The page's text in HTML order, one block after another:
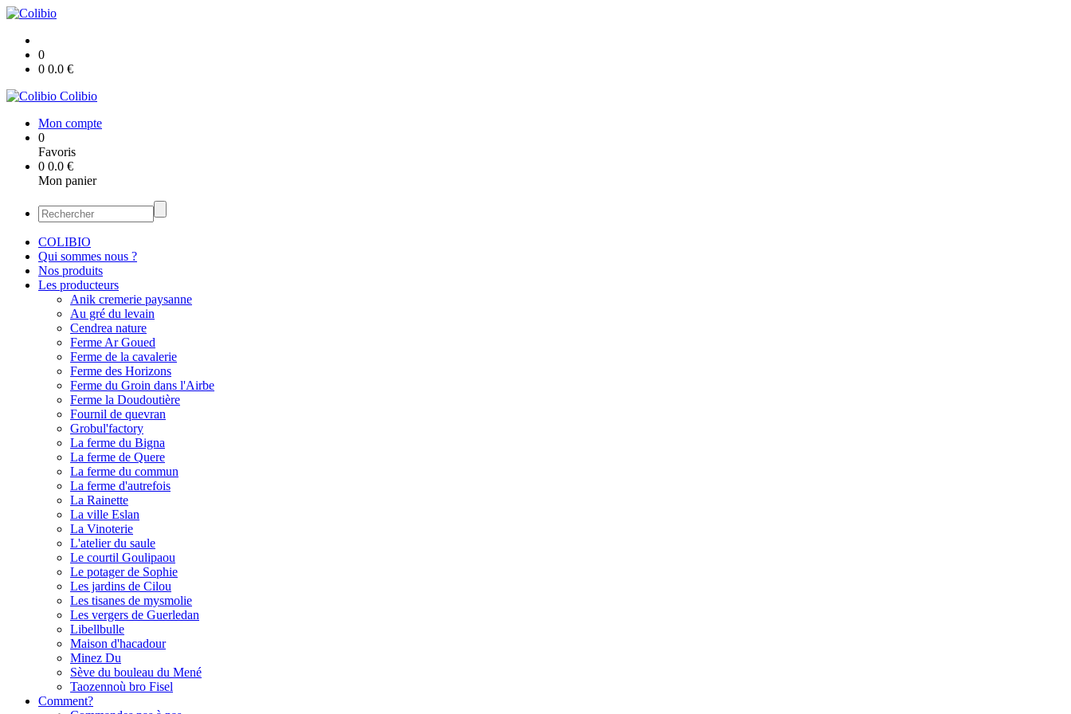
0
0 0.0 €
Colibio
Mon compte
0
Favoris
0 0.0 €
Mon panier
COLIBIO
Qui sommes nous ?
Nos produits
Les producteurs
Anik cremerie paysanne
Au gré du levain
Cendrea nature
Ferme Ar Goued
Ferme de la cavalerie
Ferme des Horizons
Ferme du Groin dans l'Airbe
Ferme la Doudoutière
Fournil de quevran
Grobul'factory
La ferme du Bigna
La ferme de Quere
La ferme du commun
La ferme d'autrefois
La Rainette
La ville Eslan
La Vinoterie
L'atelier du saule
Le courtil Goulipaou
Le potager de Sophie
Les jardins de Cilou
Les tisanes de mysmolie
Les vergers de Guerledan
Libellbulle
Maison d'hacadour
Minez Du
Sève du bouleau du Mené
Taozennoù bro Fisel
Comment?